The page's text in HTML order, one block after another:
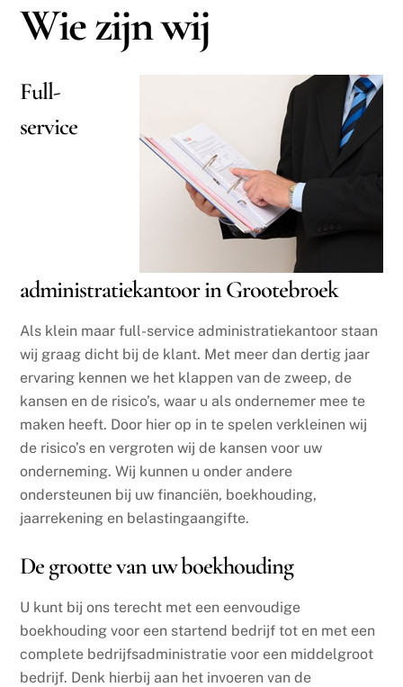
Wie zijn wij
Full-
service
administratiekantoor in Grootebroek
Als klein maar full-service administratiekantoor staan
wij graag dicht bij de klant. Met meer dan dertig jaar
ervaring kennen we het klappen van de zweep, de
kansen en de risico’s, waar u als ondernemer mee te
maken heeft. Door hier op in te spelen verkleinen wij
de risico’s en vergroten wij de kansen voor uw
onderneming. Wij kunnen u onder andere
ondersteunen bij uw financiën, boekhouding,
jaarrekening en belastingaangifte.
De grootte van uw boekhouding
U kunt bij ons terecht met een eenvoudige
boekhouding voor een startend bedrijf tot en met een
complete bedrijfsadministratie voor een middelgroot
bedrijf. Denk hierbij aan het invoeren van de